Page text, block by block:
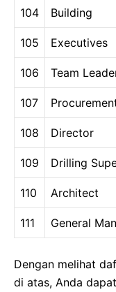
104 Building
105 Executives
106 Team
107
108 Director
109 Drilling
110 Architect
111 General
Dengan melihat
di atas, Anda